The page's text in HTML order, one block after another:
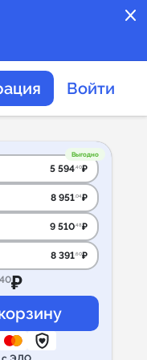
close
Войти
Выгодно
5 594.40₽
8 951.04₽
9 510.48₽
8 391.60₽
₽